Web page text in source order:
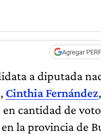
Agregar
a diputada
Cinthia Fernández
cantidad de
en la provincia de